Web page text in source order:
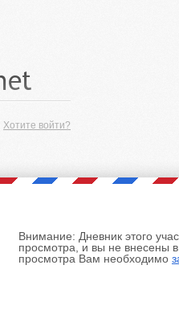
Хотите войти?
Внимание: Дневник этого
просмотра, и вы не внесены
просмотра Вам необходимо